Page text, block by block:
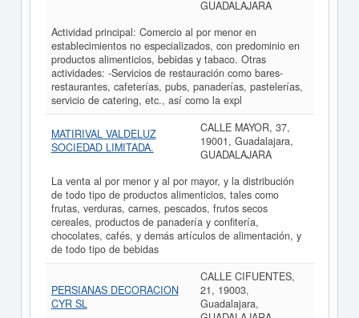
GUADALAJARA
Actividad principal: Comercio al por menor en
establecimientos no especializados, con predominio en
productos alimenticios, bebidas y tabaco. Otras
actividades: -Servicios de restauración como bares-
restaurantes, cafeterías, pubs, panaderías, pastelerías,
servicio de catering, etc., así como la expl
MATIRIVAL VALDELUZ
SOCIEDAD LIMITADA.
CALLE MAYOR, 37,
19001, Guadalajara,
GUADALAJARA
La venta al por menor y al por mayor, y la distribución
de todo tipo de productos alimenticios, tales como
frutas, verduras, carnes, pescados, frutos secos
cereales, productos de panadería y confitería,
chocolates, cafés, y demás artículos de alimentación, y
de todo tipo de bebidas
PERSIANAS DECORACION
CYR SL
CALLE CIFUENTES,
21, 19003,
Guadalajara,